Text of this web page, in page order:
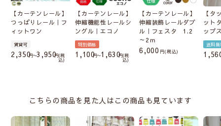
【カーテンレール】
つっぱりレール｜フ
ィットワン
賃貸可
2,350 〜3,950 税
込
【カーテンレール】
伸縮機能性レールシ
ングル｜エコノ
特別価格
1,100 〜1,630 税
込
【カーテンレール】
伸縮装飾レールダブ
ル｜フェスタ 1.2
～2ｍ
6,000 税込
【タ
ット
ップ
送料無
こちらの商品を見た人はこの商品も見ています